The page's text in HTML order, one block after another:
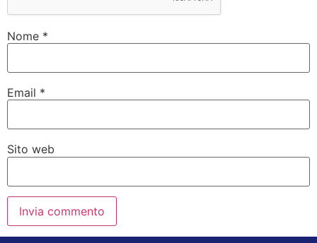
Nome *
Email *
Sito web